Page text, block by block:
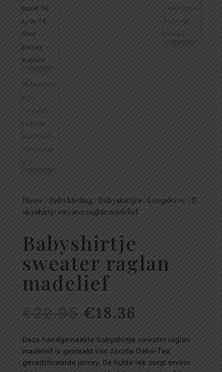
Home/ Babykleding/ Babyshirtjes/ Longsleeve/ B
abyshirtje sweater raglan madelief
Babyshirtje
sweater raglan
madelief
€22.95 Oorspronkelijke
prijs
was:
€22.95.
€18.36
is:
€18.36.
Deze handgemaakte babyshirtje sweater raglan
madelief is gemaakt van zachte Oeko-Tex
gecertificeerde jersey. De lichte rek zorgt ervoor